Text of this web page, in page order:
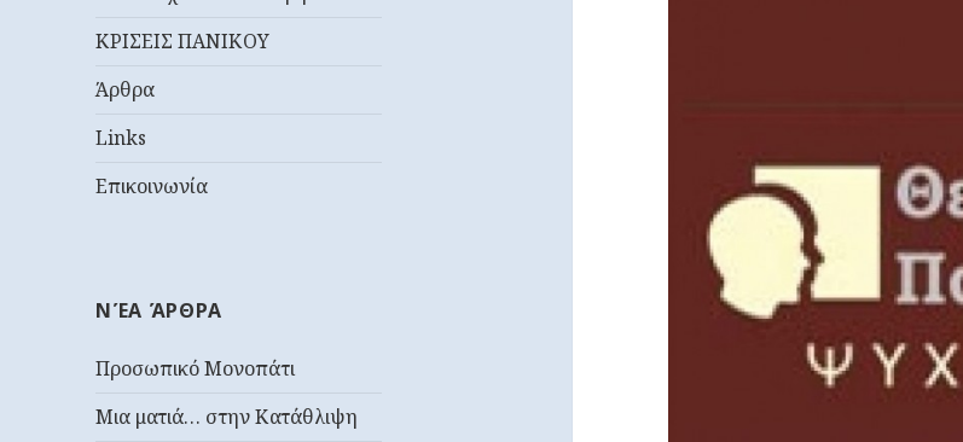
ΚΡΙΣΕΙΣ ΠΑΝΙΚΟΥ
Άρθρα
Links
Επικοινωνία
ΝΈΑ ΆΡΘΡΑ
Προσωπικό Μονοπάτι
Μια ματιά… στην Κατάθλιψη